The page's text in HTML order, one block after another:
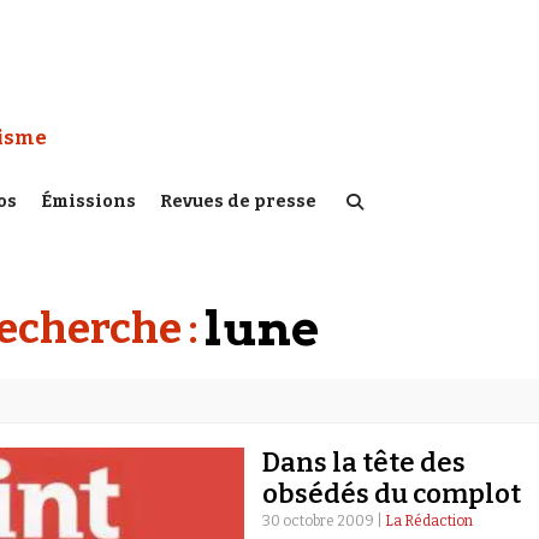
:
Émissions Revues de presse
:lune
Dans la tête des
obsédés du complot
30 octobre 2009 | La Rédaction